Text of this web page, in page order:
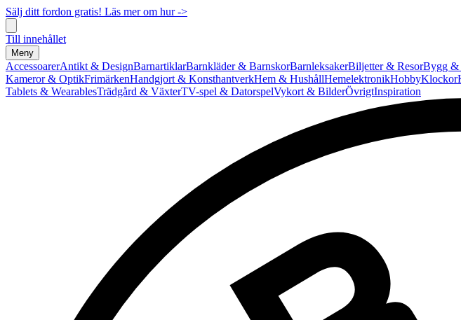
Sälj ditt fordon gratis! Läs mer om hur ->
Till innehållet
Meny
AccessoarerAntikt & DesignBarnartiklarBarnkläder & BarnskorBarnleksakerBiljetter & ResorBygg &
Kameror & OptikFrimärkenHandgjort & KonsthantverkHem & HushållHemelektronikHobbyKlockor
Tablets & WearablesTrädgård & VäxterTV-spel & DatorspelVykort & BilderÖvrigtInspiration